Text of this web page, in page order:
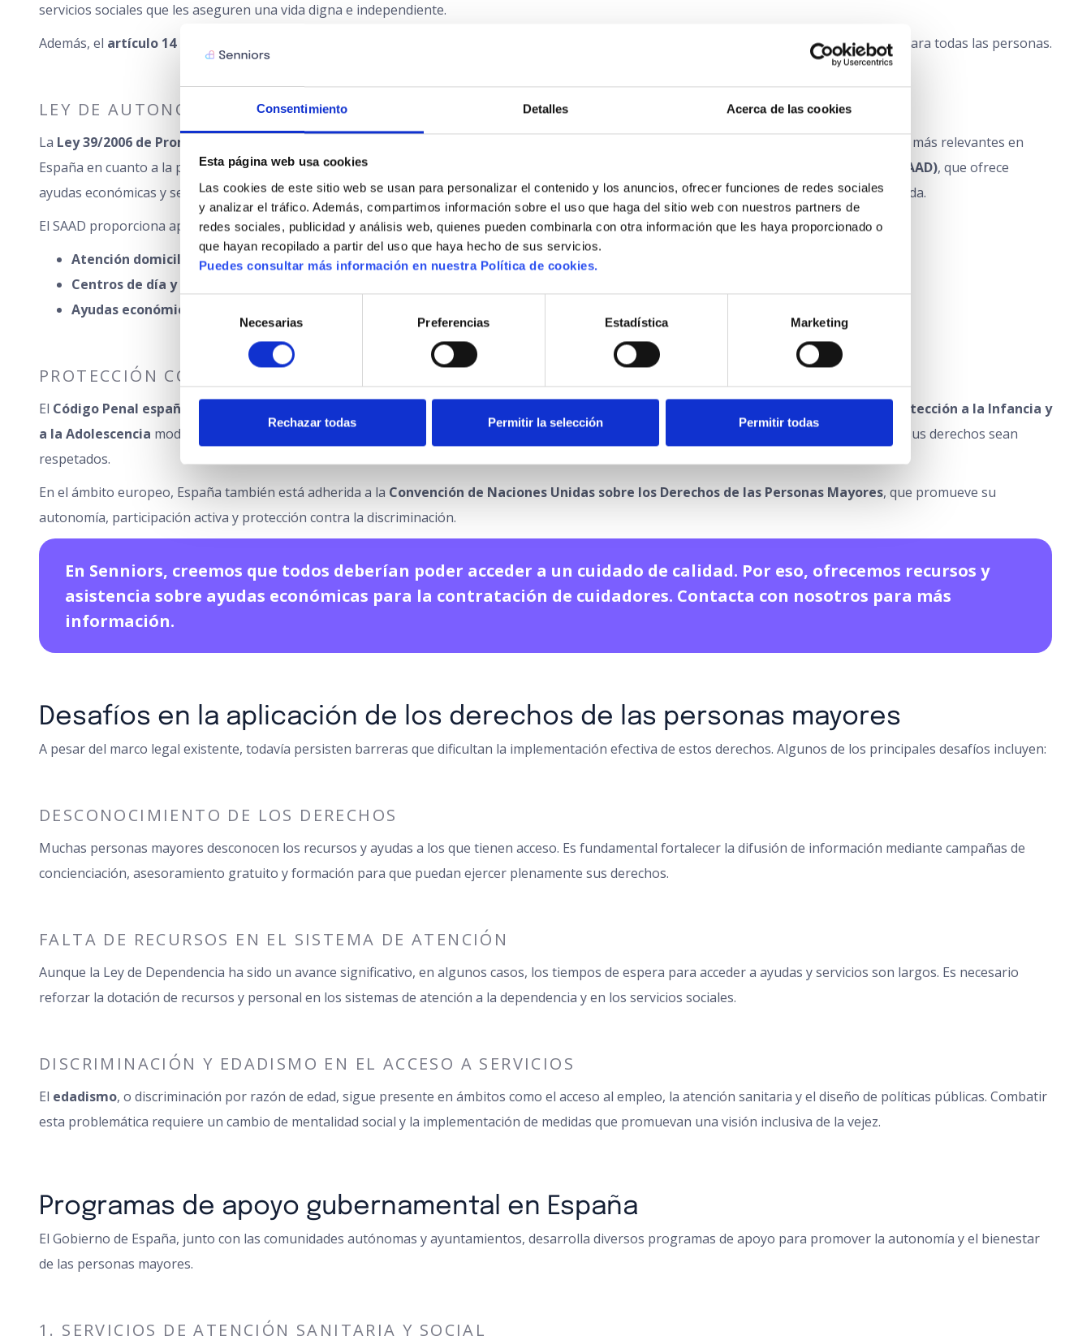
Consentimiento Detalles Acerca de las cookies
Esta página web usa cookies
Las cookies de este sitio web se usan para personalizar el contenido y los anuncios, ofrecer funciones de redes sociales
y analizar el tráfico. Además, compartimos información sobre el uso que haga del sitio web con nuestros partners de
redes sociales, publicidad y análisis web, quienes pueden combinarla con otra información que les haya proporcionado o
que hayan recopilado a partir del uso que haya hecho de sus servicios.
Puedes consultar más información en nuestra Política de cookies.
consentimiento
Necesarias Preferencias Estadística Marketing
Rechazar todas Permitir la selección Permitir todas
servicios sociales que les aseguren una vida digna e independiente.
Además, el artículo 14protege contra cualquier tipo de discriminación, incluyendo la basada en la edad, garantizando la igualdad de derechos para todas las personas.
LEY DE AUTONOMÍA PERSONAL Y ATENCIÓN A LA DEPENDENCIA
La Ley 39/2006 de Promoción de la Autonomía Personal y Atención a las Personas en Situación de Dependencia
es una de las normativas más relevantes en
España en cuanto a la protección de las personas mayores. Esta ley establece el
Sistema para la Autonomía y Atención a la Dependencia (SAAD), que ofrece
ayudas económicas y servicios para garantizar la asistencia a aquellas personas que lo necesiten, promoviendo su independencia y calidad de vida.
El SAAD proporciona apoyo en diversas áreas, como:
Atención domiciliariapara fomentar la permanencia en el hogar.
Centros de día y residencias
Ayudas económicas
PROTECCIÓN CONTRA EL ABUSO Y LA DISCRIMINACIÓN
El Código Penal español
Ley 26/2015 de Protección a la Infancia y
a la Adolescencia modificó algunos artículos para incluir la protección de personas mayores en situación de vulnerabilidad, garantizando que sus derechos sean
respetados.
En el ámbito europeo, España también está adherida a la Convención de Naciones Unidas sobre los Derechos de las Personas Mayores, que promueve su
autonomía, participación activa y protección contra la discriminación.
En Senniors, creemos que todos deberían poder acceder a un cuidado de calidad. Por eso, ofrecemos recursos y
asistencia sobre ayudas económicas para la contratación de cuidadores. Contacta con nosotros para más
información.
Desafíos en la aplicación de los derechos de las personas mayores
A pesar del marco legal existente, todavía persisten barreras que dificultan la implementación efectiva de estos derechos. Algunos de los principales desafíos incluyen:
DESCONOCIMIENTO DE LOS DERECHOS
Muchas personas mayores desconocen los recursos y ayudas a los que tienen acceso. Es fundamental fortalecer la difusión de información mediante campañas de
concienciación, asesoramiento gratuito y formación para que puedan ejercer plenamente sus derechos.
FALTA DE RECURSOS EN EL SISTEMA DE ATENCIÓN
Aunque la Ley de Dependencia ha sido un avance significativo, en algunos casos, los tiempos de espera para acceder a ayudas y servicios son largos. Es necesario
reforzar la dotación de recursos y personal en los sistemas de atención a la dependencia y en los servicios sociales.
DISCRIMINACIÓN Y EDADISMO EN EL ACCESO A SERVICIOS
El edadismo, o discriminación por razón de edad, sigue presente en ámbitos como el acceso al empleo, la atención sanitaria y el diseño de políticas públicas. Combatir
esta problemática requiere un cambio de mentalidad social y la implementación de medidas que promuevan una visión inclusiva de la vejez.
Programas de apoyo gubernamental en España
El Gobierno de España, junto con las comunidades autónomas y ayuntamientos, desarrolla diversos programas de apoyo para promover la autonomía y el bienestar
de las personas mayores.
1. SERVICIOS DE ATENCIÓN SANITARIA Y SOCIAL